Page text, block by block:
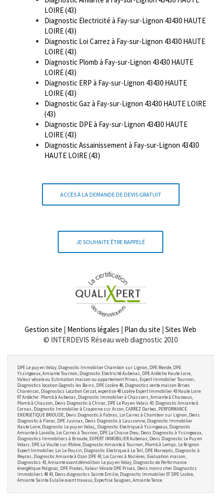
LOIRE (43)
Diagnostic Electricité à Fay-sur-Lignon 43430 HAUTE
LOIRE (43)
Diagnostic Loi Carrez à Fay-sur-Lignon 43430 HAUTE
LOIRE (43)
Diagnostic Plomb à Fay-sur-Lignon 43430 HAUTE
LOIRE (43)
Diagnostic ERP à Fay-sur-Lignon 43430 HAUTE
LOIRE (43)
Diagnostic Gaz à Fay-sur-Lignon 43430 HAUTE LOIRE
(43)
Diagnostic DPE à Fay-sur-Lignon 43430 HAUTE
LOIRE (43)
Diagnostic Assainissement à Fay-sur-Lignon 43430
HAUTE LOIRE (43)
ACCÈS À LA DEMANDE DE DEVIS GRATUIT
JE SOUHAITE ÊTRE RAPPELÉ
Gestion site Mentions légales Plan du site Sites Web
© INTERDEVIS Réseau web diagnostic 2010
DPE Le puy en Velay, Diagnostic Immobilier Chambon sur Lignon, DPE Mende, DPE
Yssingeaux, Amiante Tournon, Diagnostic Electricité Aubenas, DPE Ardèche Haute Loire,
Valeur vénale ou Estimation maison ou appartement Privas, Expert Immobilier Tournon,
Diagnostics location Gagnols les Bains, DPE Lozère 48, Diagnostics vente maison Brives
Charensac, Diagnostics Location Cerzat, expertise 48 Lozère Expert Immobilier 43 Haute Loire
07 Ardèche : Plomb à Aubenas, Diagnostic Immobilier à Chassiers, Amiante à Chazeaux,
Plomb à Chauzon, Devis Diagnostic à Chirac, DPE Le Puy en Velais 43. Diagnostic Amiante à
Cornas, Diagnostic Immobilier à Craponne sur Arzon, CARREZ Darbes, PERFORMANCE
ENERGETIQUE BRIOUDE, Devis Diagnostic à Fabras, Loi Carrez à Chambon sur Lignon, Devis
Diagnostic à Florac, DPE Juvinas, Devis Diagnostic à Laussonne, Diagnostic Immobilier
Haute Loire, Diagnostic Le puy en Velay,, Diagnostic Electrique à Yssingeaux, Diagnostic
Amiante à Laviolle, Loi Carrez à Tournon, DPE La Chaise Dieu, Devis Diagnostic à Yssingeaux,
Diagnostics Immobiliers à Brioude, EXPERT IMMOBILIER Aubenas, Devis Diagnostic Le Puy en
Velais, DPE La Voulte sur Rhône, Diagnostic Amiante à Tournon, Plomb à Lemps, Le Brignon
Expert Immobilier, Loi Le Pouzin, Diagnostic Electrique à Le Teil, DPE Marvejols, Diagnostic à
Meyras, Diagnostic Amiante à Ozon DPE 43, Loi Carrez à Nozières, Evaluation maison,
Diagnostics 43, Amiante avant démolition Le puy en Velay, Diagnostic de Performance
énergétique Polignac, DPE Prades, Valeur Vénale DPE Privas, Devis moins cher Diagnostics
Immobiliers 48 43, Devis diagnostics Sainte Emilie, Diagnostic Immobilier 07 DPE Lozère,
Amiante Sainte Eulalie avant travaux, Expertise Saugues, Amiante Tence.